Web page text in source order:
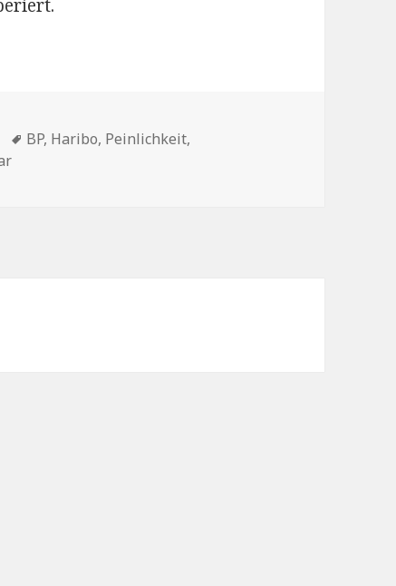
Schlagwörter
BP, Haribo, Peinlichkeit,
zu Aufreger zum Samstag